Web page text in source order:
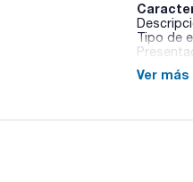
Tipo de
Ver más